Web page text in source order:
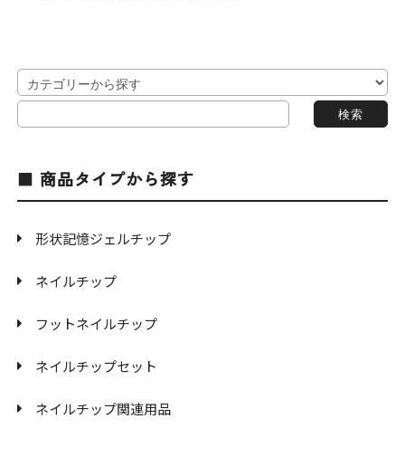
商品タイプから探す
形状記憶ジェルチップ
ネイルチップ
フットネイルチップ
ネイルチップセット
ネイルチップ関連用品